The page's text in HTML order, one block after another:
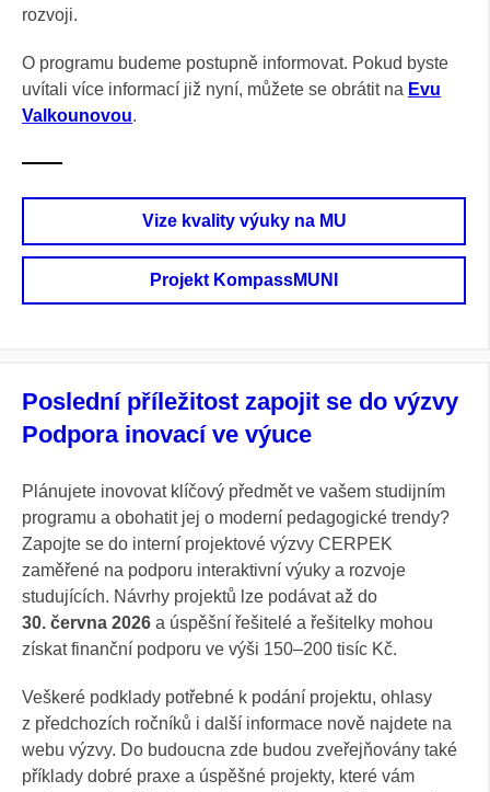
rozvoji.
O programu budeme postupně informovat. Pokud byste
uvítali více informací již nyní, můžete se obrátit na Evu
Valkounovou.
Vize kvality výuky na MU
Projekt KompassMUNI
Poslední příležitost zapojit se do výzvy
Podpora inovací ve výuce
Plánujete inovovat klíčový předmět ve vašem studijním
programu a obohatit jej o moderní pedagogické trendy?
Zapojte se do interní projektové výzvy CERPEK
zaměřené na podporu interaktivní výuky a rozvoje
studujících. Návrhy projektů lze podávat až do
30. června 2026 a úspěšní řešitelé a řešitelky mohou
získat finanční podporu ve výši 150–200 tisíc Kč.
Veškeré podklady potřebné k podání projektu, ohlasy
z předchozích ročníků i další informace nově najdete na
webu výzvy. Do budoucna zde budou zveřejňovány také
příklady dobré praxe a úspěšné projekty, které vám